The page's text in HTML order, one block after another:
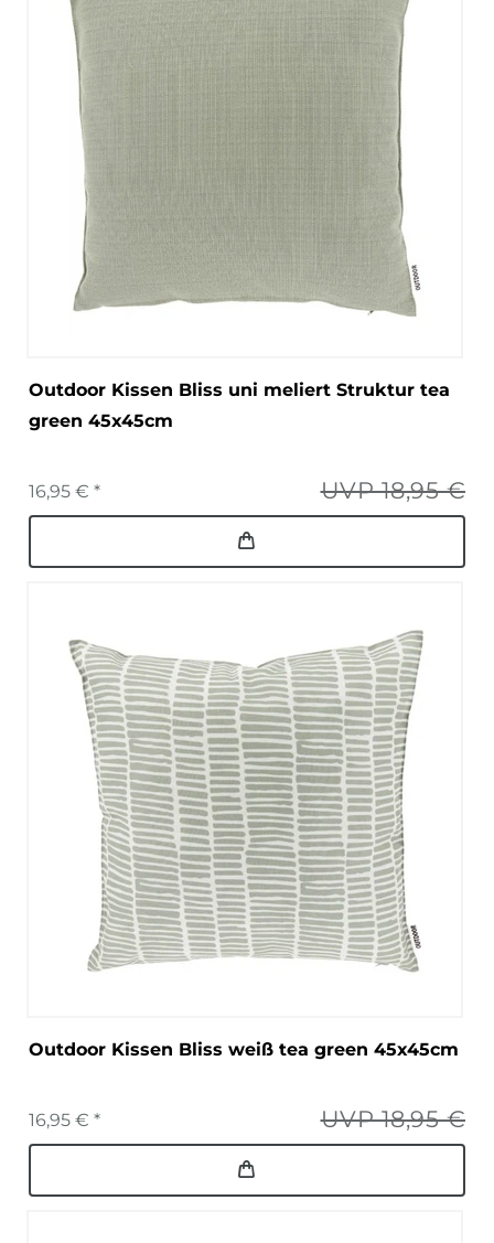
Outdoor Kissen Bliss uni meliert Struktur tea
green 45x45cm
UVP 18,95 €
16,95 € *
Outdoor Kissen Bliss weiß tea green 45x45cm
UVP 18,95 €
16,95 € *